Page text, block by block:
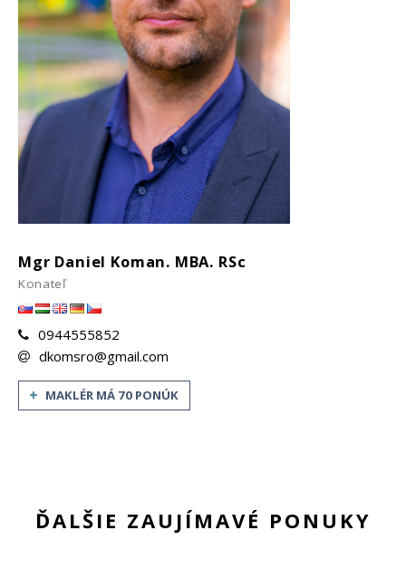
Mgr Daniel Koman. MBA. RSc
Konateľ
0944555852
dkomsro@gmail.com
MAKLÉR MÁ 70 PONÚK
ĎALŠIE ZAUJÍMAVÉ PONUKY